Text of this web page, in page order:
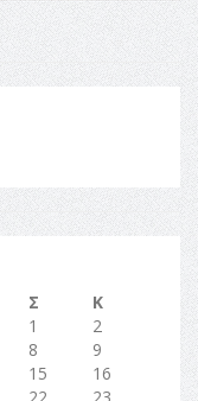
Σ
Κ
1
2
8
9
15
16
22
23